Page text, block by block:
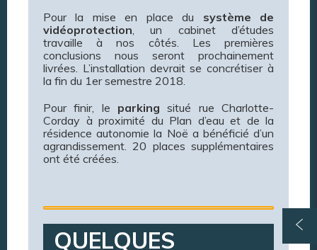
Pour la mise en place du système de
vidéoprotection, un cabinet d’études
travaille à nos côtés. Les premières
conclusions nous seront prochainement
livrées. L’installation devrait se concrétiser à
la fin du 1er semestre 2018.
Pour finir, le parking situé rue Charlotte-
Corday à proximité du Plan d’eau et de la
résidence autonomie la Noë a bénéficié d’un
agrandissement. 20 places supplémentaires
ont été créées.
QUELQUES